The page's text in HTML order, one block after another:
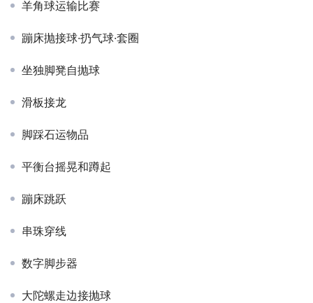
羊角球运输比赛
蹦床抛接球·扔气球·套圈
坐独脚凳自抛球
滑板接龙
脚踩石运物品
平衡台摇晃和蹲起
蹦床跳跃
串珠穿线
数字脚步器
大陀螺走边接抛球